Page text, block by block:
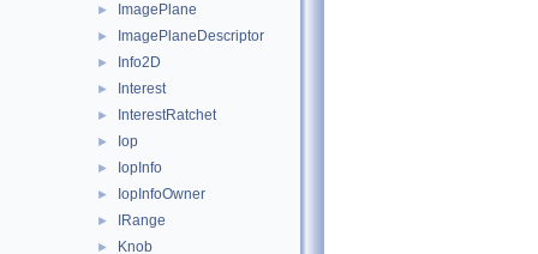
► ImagePlane
► ImagePlaneDescriptor
► Info2D
► Interest
► InterestRatchet
► Iop
► IopInfo
► IopInfoOwner
► IRange
►
Knob